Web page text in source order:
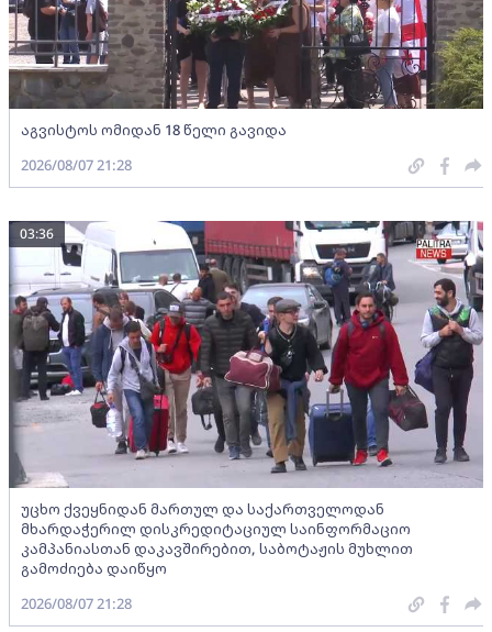
აგვისტოს ომიდან 18 წელი გავიდა
2026/08/07 21:28
უცხო ქვეყნიდან მართულ და საქართველოდან
მხარდაჭერილ დისკრედიტაციულ საინფორმაციო
კამპანიასთან დაკავშირებით, საბოტაჟის მუხლით
გამოძიება დაიწყო
03:36
2026/08/07 21:28